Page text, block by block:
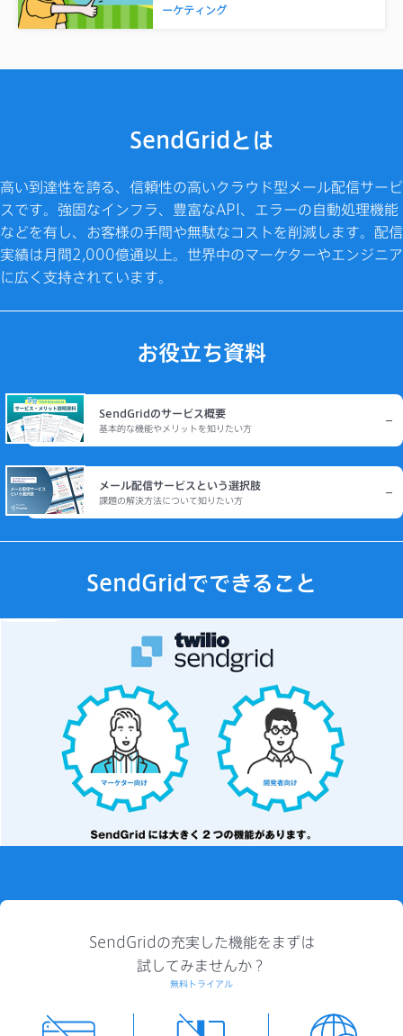
ーケティング
SendGridとは
高い到達性を誇る、信頼性の高いクラウド型メール配信サービ
スです。強固なインフラ、豊富なAPI、エラーの自動処理機能
などを有し、お客様の手間や無駄なコストを削減します。配信
実績は月間2,000億通以上。世界中のマーケターやエンジニア
に広く支持されています。
お役立ち資料
SendGridのサービス概要
基本的な機能やメリットを知りたい方
メール配信サービスという選択肢
課題の解決方法について知りたい方
SendGridでできること
SendGridの充実した機能をまずは
試してみませんか？
無料トライアル